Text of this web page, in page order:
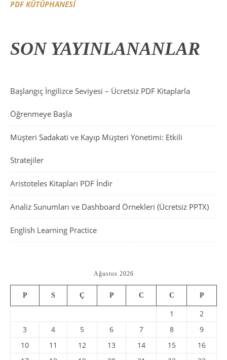
PDF KÜTÜPHANESİ
SON YAYINLANANLAR
Başlangıç İngilizce Seviyesi – Ücretsiz PDF Kitaplarla
Öğrenmeye Başla
Müşteri Sadakati ve Kayıp Müşteri Yönetimi: Etkili
Stratejiler
Aristoteles Kitapları PDF İndir
Analiz Sunumları ve Dashboard Örnekleri (Ücretsiz PPTX)
English Learning Practice
Ağustos 2026
P S Ç P C C P
1
2
3
4 5 6 7 8
9
10
11 12 13 14 15
16